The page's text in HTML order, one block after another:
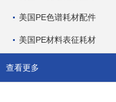
美国PE色谱耗材配件
美国PE材料表征耗材
查看更多